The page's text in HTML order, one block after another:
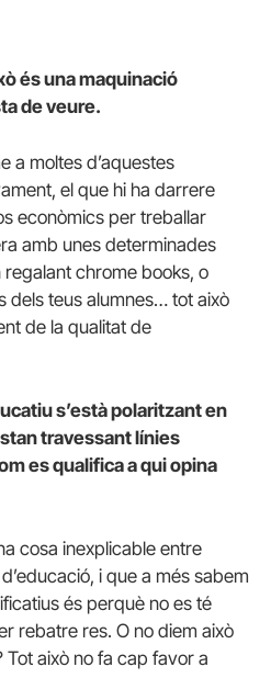
és una maquinació
de veure.
a moltes d’aquestes
el que hi ha darrere
econòmics per treballar
amb unes determinades
regalant chrome books, o
dels teus alumnes… tot això
de la qualitat de
s’està polaritzant en
travessant línies
es qualifica a qui opina
cosa inexplicable entre
i que a més sabem
és perquè no es té
rebatre res. O no diem això
Tot això no fa cap favor a